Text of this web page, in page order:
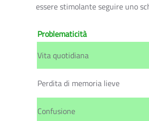
essere stimolante seguire uno
Problematicità
Vita quotidiana
Perdita di memoria lieve
Confusione